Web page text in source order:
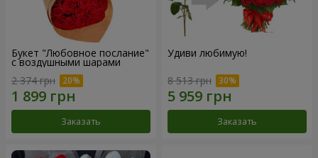
Букет "Любовное послание"
с воздушными шарами
2 374 грн
Заказать
Удиви любимую!
8 513 грн
Заказать